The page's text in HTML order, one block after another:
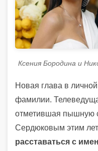
Ксения Бородина и
Новая глава в
фамилии.
отметившая пышную
Сердюковым этим
расставаться с